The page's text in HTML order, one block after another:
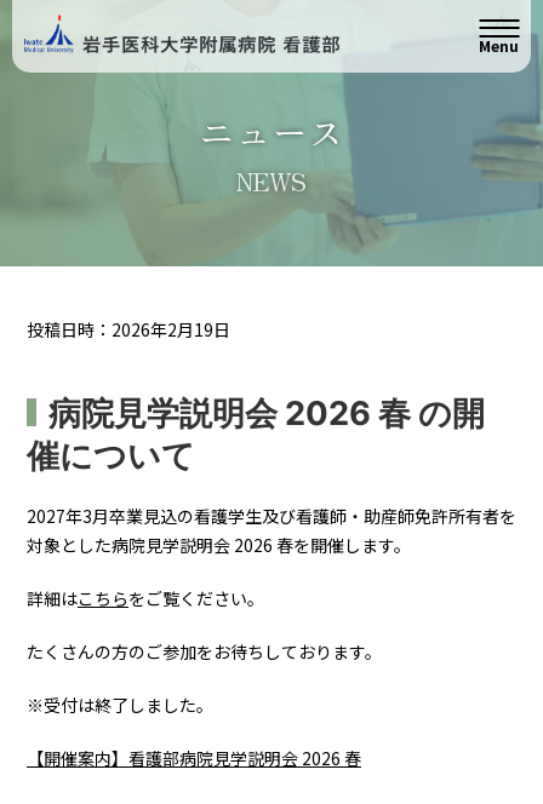
Menu
ニュース
NEWS
投稿日時：2026年2月19日
病院見学説明会 2026 春 の開
催について
2027年3月卒業見込の看護学生及び看護師・助産師免許所有者を
対象とした病院見学説明会 2026 春を開催します。
詳細はこちらをご覧ください。
たくさんの方のご参加をお待ちしております。
※受付は終了しました。
【開催案内】看護部病院見学説明会 2026 春